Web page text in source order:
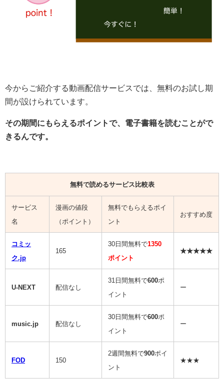
今からご紹介する動画配信サービスでは、無料のお試し期
間が設けられています。
その期間にもらえるポイントで、電子書籍を読むことがで
きるんです。
無料で読めるサービス比較表
サービス
名
漫画の値段
（ポイント）
無料でもらえるポイ
ント
おすすめ度
コミッ
ク.jp
165
30日間無料で1350
ポイント
★★★★★
U-NEXT 配信なし
31日間無料で600ポ
イント
ー
music.jp 配信なし
30日間無料で600ポ
イント
ー
FOD 150
2週間無料で900ポイ
ント
★★★